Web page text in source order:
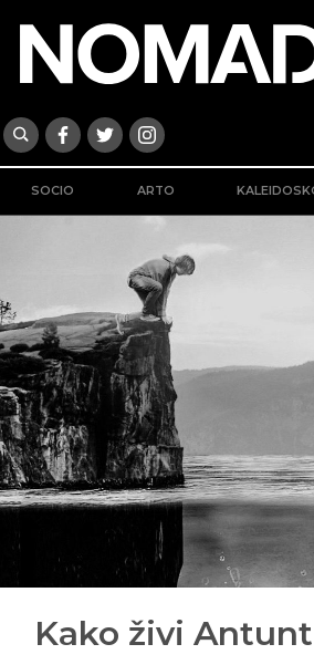
SOCIO ARTO
Kako živi